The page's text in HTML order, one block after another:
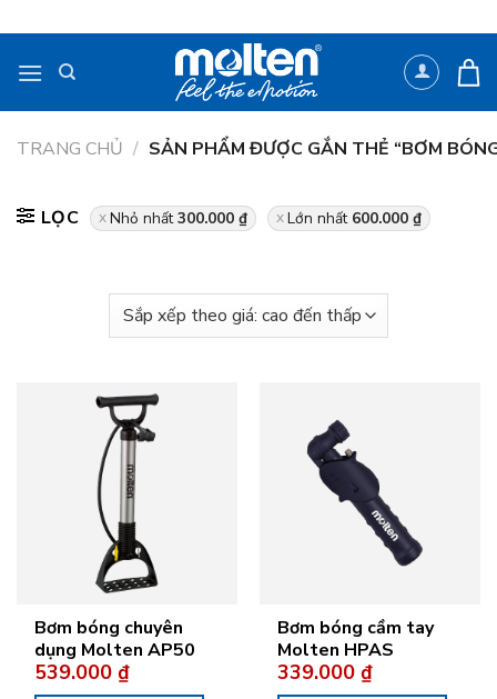
qua
TRANG CHỦ / SẢN PHẨM ĐƯỢC GẮN THẺ “BƠM
LỌC Nhỏ nhất300.000 ₫ Lớn nhất 600.000 ₫
Bơm bóng chuyên
dụng Molten AP50
539.000₫
Bơm bóng cầm tay
Molten HPAS
339.000₫